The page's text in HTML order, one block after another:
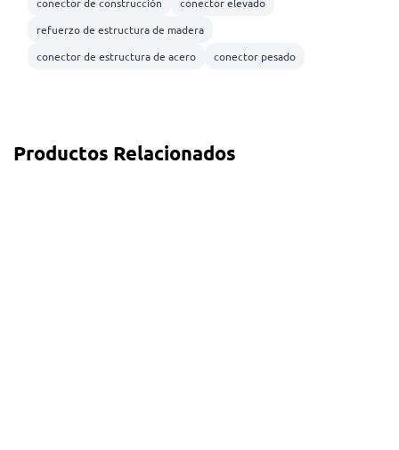
refuerzo de estructura de madera
conector de estructura de acero
conector pesado
Productos Relacionados